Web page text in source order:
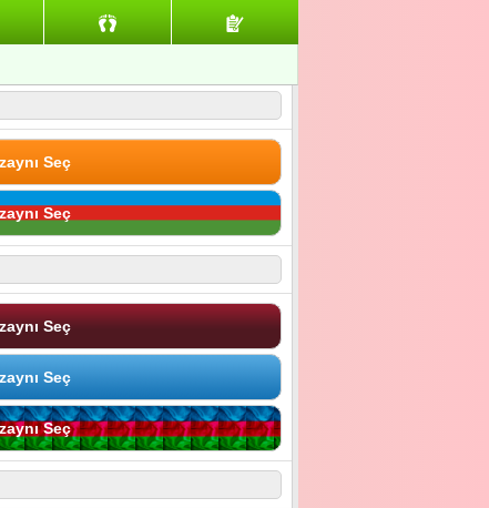
Seç
Seç
Seç
Seç
Seç